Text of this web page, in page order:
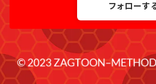
フォローす